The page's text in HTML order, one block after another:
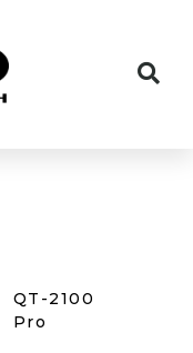
QT-2100
Pro